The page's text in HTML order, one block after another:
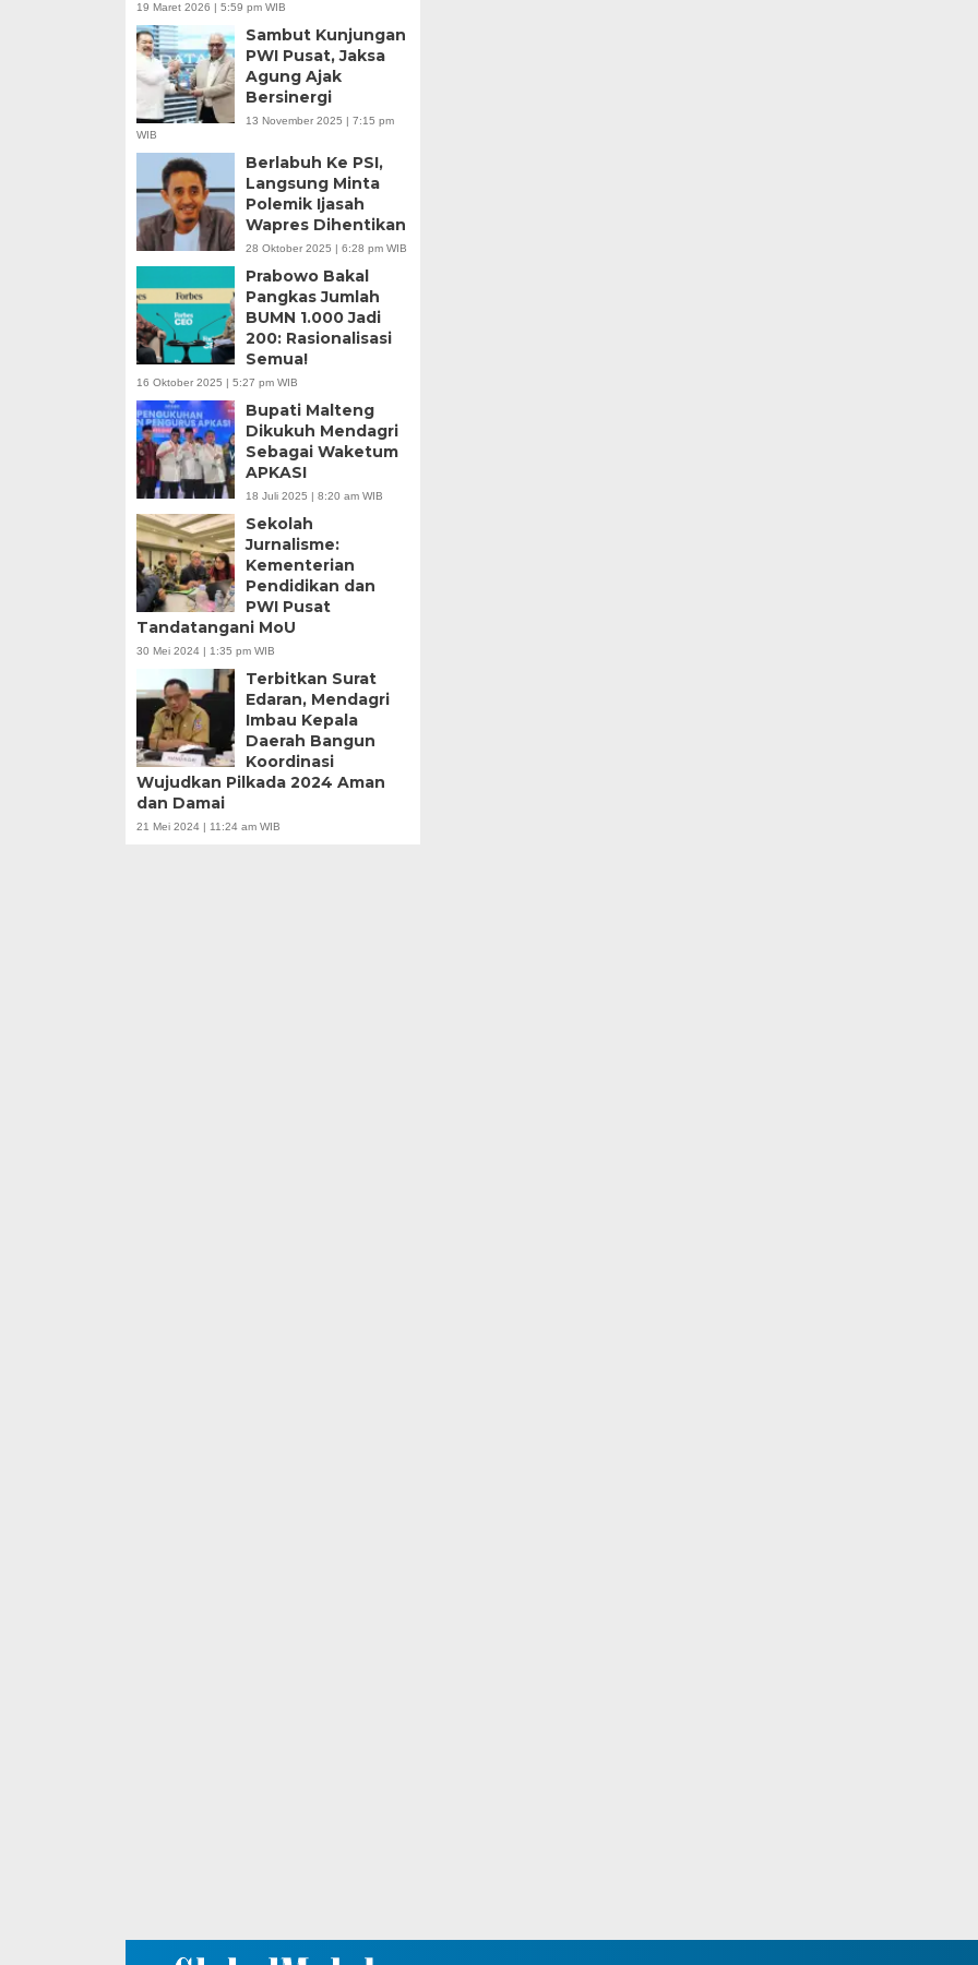
19 Maret 2026 | 5:59 pm WIB
Sambut Kunjungan
PWI Pusat, Jaksa
Agung Ajak
Bersinergi
13 November 2025 | 7:15 pm
WIB
Berlabuh Ke PSI,
Langsung Minta
Polemik Ijasah
Wapres Dihentikan
28 Oktober 2025 | 6:28 pm WIB
Prabowo Bakal
Pangkas Jumlah
BUMN 1.000 Jadi
200: Rasionalisasi
Semua!
16 Oktober 2025 | 5:27 pm WIB
Bupati Malteng
Dikukuh Mendagri
Sebagai Waketum
APKASI
18 Juli 2025 | 8:20 am WIB
Sekolah
Jurnalisme:
Kementerian
Pendidikan dan
PWI Pusat
Tandatangani MoU
30 Mei 2024 | 1:35 pm WIB
Terbitkan Surat
Edaran, Mendagri
Imbau Kepala
Daerah Bangun
Koordinasi
Wujudkan Pilkada 2024 Aman
dan Damai
21 Mei 2024 | 11:24 am WIB